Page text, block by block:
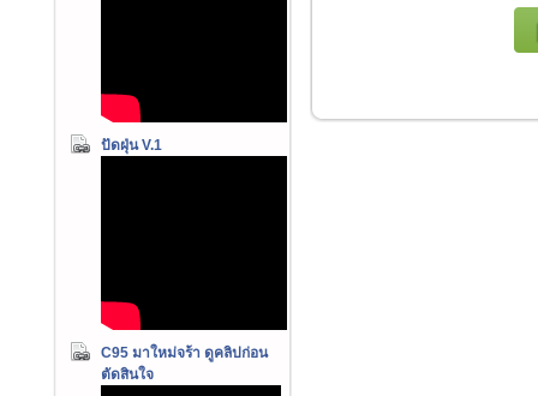
ปัดฝุ่น V.1
C95 มาใหม่จร้า ดูคลิปก่อน
ตัดสินใจ